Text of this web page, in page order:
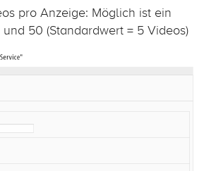
pro Anzeige: Möglich ist ein
und 50 (Standardwert = 5 Videos)